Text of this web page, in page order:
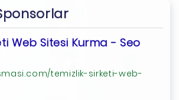
Web Sitesi Kurma - Seo
temizlik-sirketi-web-